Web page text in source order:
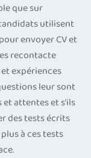
que sur
utilisent
envoyer CV et
recontacte
expériences
leur sont
attentes et s’ils
des tests écrits
à ces tests